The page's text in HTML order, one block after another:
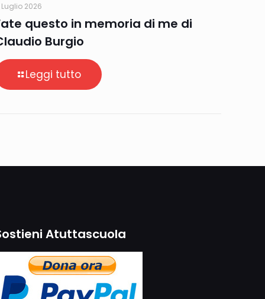
2026
questo in memoria di me di
Burgio
Leggi tutto
Atuttascuola